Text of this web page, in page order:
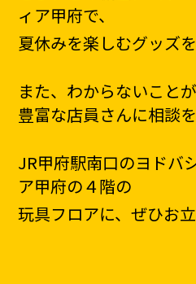
ィア甲府で、
夏休みを楽しむグッズ
また、わからないこと
豊富な店員さんに相談
JR甲府駅南口のヨドバ
ア甲府の４階の
玩具フロアに、ぜひお